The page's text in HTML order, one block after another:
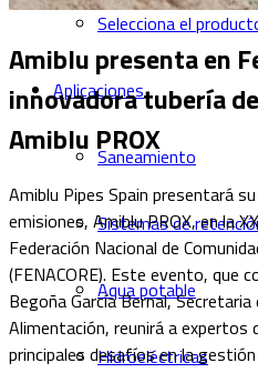
Selecciona el
Aplicaciones
Saneamiento
Sistemas de
Aqua potable
Hidroeléctricas
Amiblu presenta en
innovadora tubería
Amiblu PROX
Amiblu Pipes Spain presentará
emisiones, Amiblu PROX, en la
Federación Nacional de
(FENACORE). Este evento, que
Begoña García Bernal,
Alimentación, reunirá a expertos
principales desafíos en la gestión